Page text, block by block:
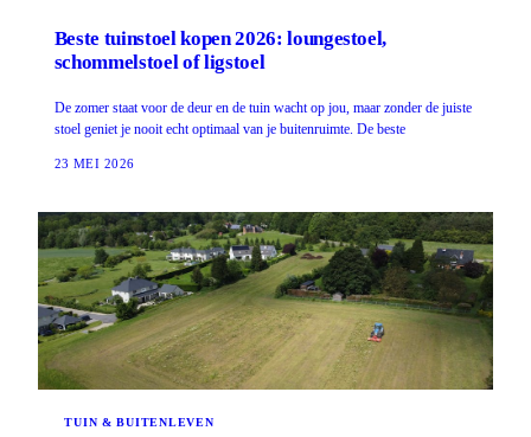
Beste tuinstoel kopen 2026: loungestoel,
schommelstoel of ligstoel
De zomer staat voor de deur en de tuin wacht op jou, maar zonder de juiste
stoel geniet je nooit echt optimaal van je buitenruimte. De beste
23 MEI 2026
TUIN & BUITENLEVEN